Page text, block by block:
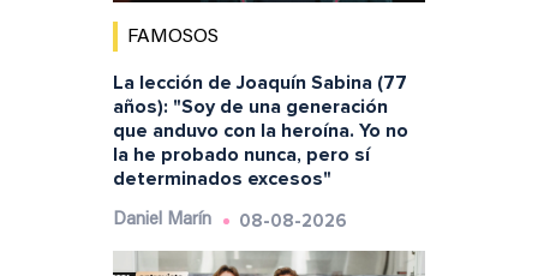
FAMOSOS
La lección de Joaquín Sabina (77
años): "Soy de una generación
que anduvo con la heroína. Yo no
la he probado nunca, pero sí
determinados excesos"
Daniel Marín 08-08-2026